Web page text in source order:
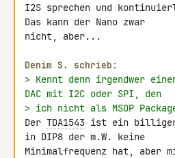
I2S sprechen und
Das kann der Nano zwar
nicht, aber...
Denim S. schrieb:
> Kennt denn irgendwer
DAC mit I2C oder SPI, den
> ich nicht als MSOP
Der TDA1543 ist ein billiger
in DIP8 der m.W. keine
Minimalfrequenz hat, aber